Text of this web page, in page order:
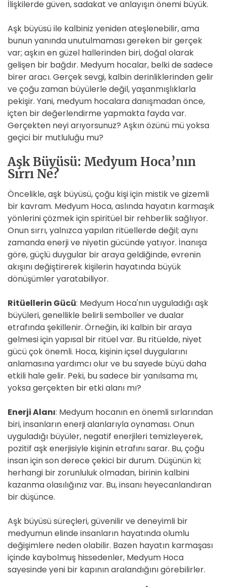
İlişkilerde güven, sadakat ve anlayışın önemi büyük.
Aşk büyüsü ile kalbiniz yeniden ateşlenebilir, ama
bunun yanında unutulmaması gereken bir gerçek
var; aşkın en güzel hallerinden biri, doğal olarak
gelişen bir bağdır. Medyum hocalar, belki de sadece
birer aracı. Gerçek sevgi, kalbin derinliklerinden gelir
ve çoğu zaman büyülerle değil, yaşanmışlıklarla
pekişir. Yani, medyum hocalara danışmadan önce,
içten bir değerlendirme yapmakta fayda var.
Gerçekten neyi arıyorsunuz? Aşkın özünü mü yoksa
geçici bir mutluluğu mu?
Aşk Büyüsü: Medyum Hoca’nın
Sırrı Ne?
Öncelikle, aşk büyüsü, çoğu kişi için mistik ve gizemli
bir kavram. Medyum Hoca, aslında hayatın karmaşık
yönlerini çözmek için spiritüel bir rehberlik sağlıyor.
Onun sırrı, yalnızca yapılan ritüellerde değil; aynı
zamanda enerji ve niyetin gücünde yatıyor. İnanışa
göre, güçlü duygular bir araya geldiğinde, evrenin
akışını değiştirerek kişilerin hayatında büyük
dönüşümler yaratabiliyor.
Ritüellerin Gücü: Medyum Hoca'nın uyguladığı aşk
büyüleri, genellikle belirli semboller ve dualar
etrafında şekillenir. Örneğin, iki kalbin bir araya
gelmesi için yapısal bir ritüel var. Bu ritüelde, niyet
gücü çok önemli. Hoca, kişinin içsel duygularını
anlamasına yardımcı olur ve bu sayede büyü daha
etkili hale gelir. Peki, bu sadece bir yanılsama mı,
yoksa gerçekten bir etki alanı mı?
Enerji Alanı: Medyum hocanın en önemli sırlarından
biri, insanların enerji alanlarıyla oynaması. Onun
uyguladığı büyüler, negatif enerjileri temizleyerek,
pozitif aşk enerjisiyle kişinin etrafını sarar. Bu, çoğu
insan için son derece çekici bir durum. Düşünün ki;
herhangi bir zorunluluk olmadan, birinin kalbini
kazanma olasılığınız var. Bu, insanı heyecanlandıran
bir düşünce.
Aşk büyüsü süreçleri, güvenilir ve deneyimli bir
medyumun elinde insanların hayatında olumlu
değişimlere neden olabilir. Bazen hayatın karmaşası
içinde kaybolmuş hissedenler, Medyum Hoca
sayesinde yeni bir kapının aralandığını görebilirler.